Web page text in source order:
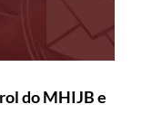
do MHIJB e